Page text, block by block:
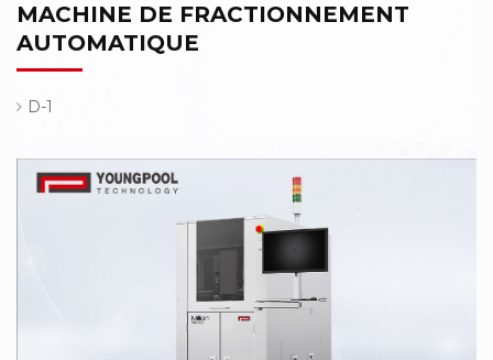
MACHINE DE FRACTIONNEMENT
AUTOMATIQUE
D-1